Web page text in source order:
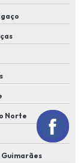
Norte
Guimarães